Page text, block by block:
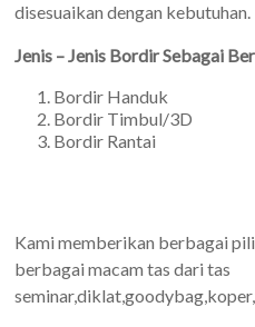
disesuaikan dengan kebutuhan.
Jenis – Jenis Bordir Sebagai
Bordir Handuk
Bordir Timbul/3D
Bordir Rantai
Kami memberikan berbagai
berbagai macam tas dari tas